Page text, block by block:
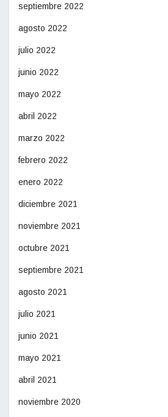
septiembre 2022
agosto 2022
julio 2022
junio 2022
mayo 2022
abril 2022
marzo 2022
febrero 2022
enero 2022
diciembre 2021
noviembre 2021
octubre 2021
septiembre 2021
agosto 2021
julio 2021
junio 2021
mayo 2021
abril 2021
noviembre 2020